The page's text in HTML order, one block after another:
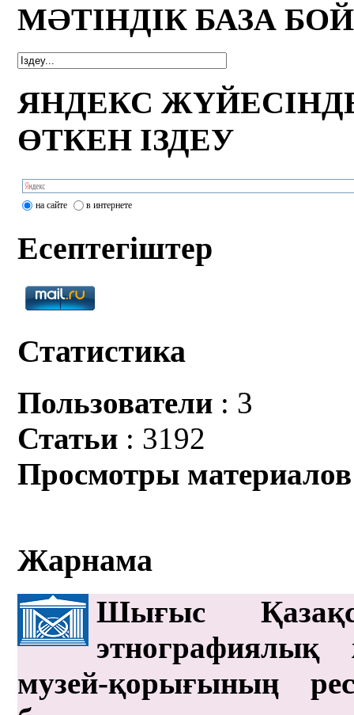
МӘТІНДІК БАЗА
ЯНДЕКС
ӨТКЕН ІЗДЕУ
на сайте в интернете
Есептегіштер
Статистика
Пользователи : 3
Статьи : 3192
Просмотры материалов
Жарнама
Шығыс
этнографиялық
музей-қорығының